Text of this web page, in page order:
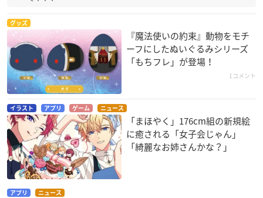
グッズ
『魔法使いの約束』動物をモチ
ーフにしたぬいぐるみシリーズ
「もちフレ」が登場！
1コメント
イラスト アプリ ゲーム ニュース
「まほやく」176cm組の新規絵
に癒される「女子会じゃん」
「綺麗なお姉さんかな？」
アプリ ニュース